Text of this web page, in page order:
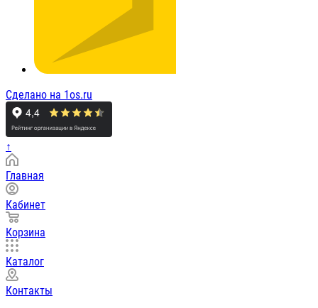
Сделано на 1os.ru
↑
Главная
Кабинет
Корзина
Каталог
Контакты